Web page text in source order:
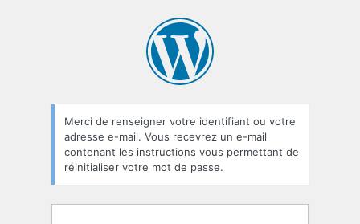
oublié
Merci de renseigner votre identifiant ou votre
adresse e-mail. Vous recevrez un e-mail
contenant les instructions vous permettant de
réinitialiser votre mot de passe.